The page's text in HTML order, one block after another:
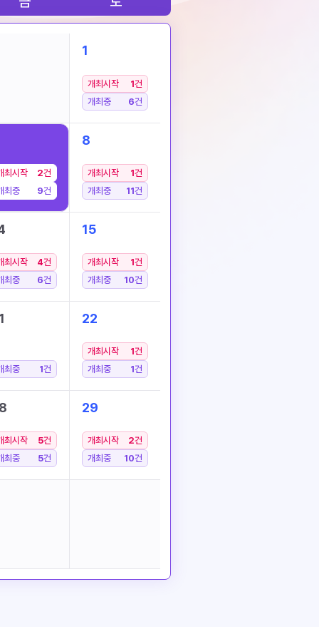
1
개최시작 1건
개최중
6건
최시작 2건
최중
9건
8
개최시작 1건
개최중
11건
최시작 4건
최중
6건
15
개최시작 1건
개최중
10건
최중 1건
22
개최시작 1건
개최중
1건
최시작 5건
최중
5건
29
개최시작 2건
개최중
10건